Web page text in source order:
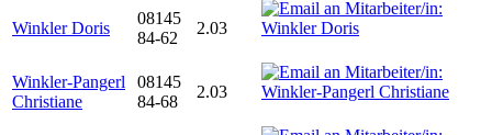
Winkler Doris
08145
84-62
2.03
Winkler-Pangerl
Christiane
08145
84-68
2.03